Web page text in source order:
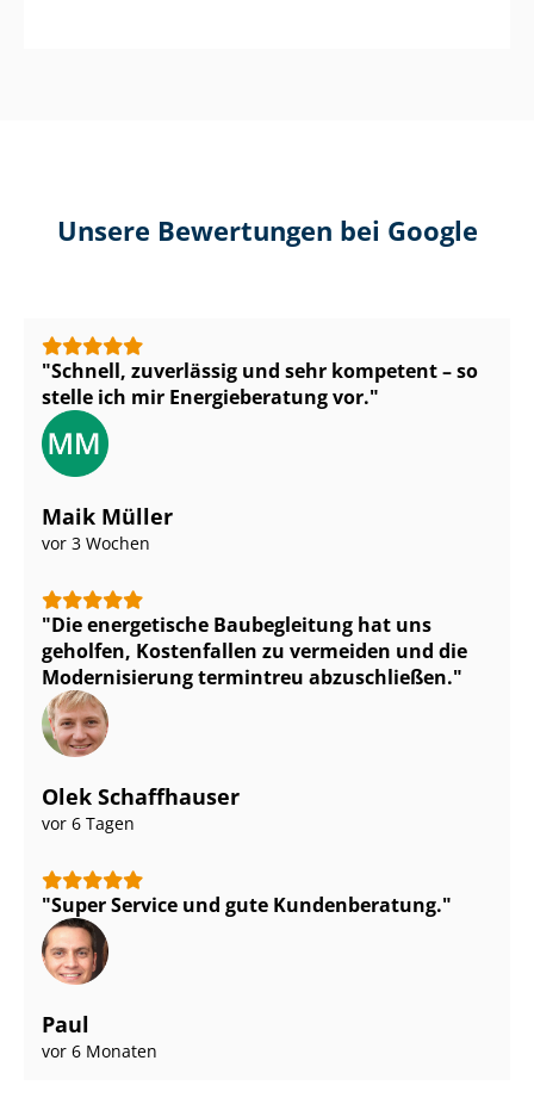
Unsere Bewertungen bei Google
Schnell, zuverlässig und sehr kompetent – so
stelle ich mir Energieberatung vor.
Maik Müller
vor 3 Wochen
Die energetische Baubegleitung hat uns
geholfen, Kostenfallen zu vermeiden und die
Modernisierung termintreu abzuschließen.
Olek Schaffhauser
vor 6 Tagen
Super Service und gute Kundenberatung.
Paul
vor 6 Monaten